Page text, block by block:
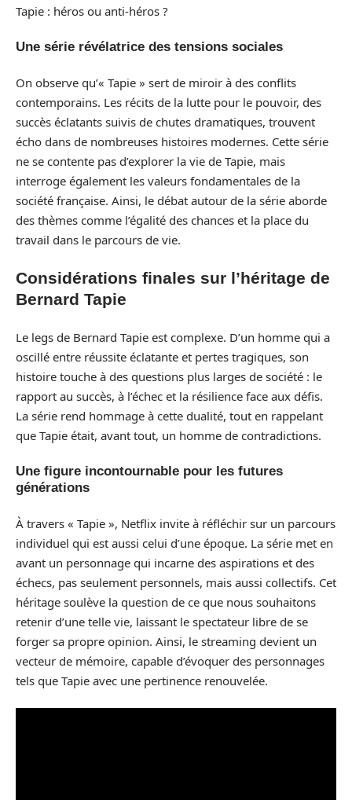
Tapie : héros ou anti-héros ?
Une série révélatrice des tensions sociales
On observe qu’« Tapie » sert de miroir à des conflits
contemporains. Les récits de la lutte pour le pouvoir, des
succès éclatants suivis de chutes dramatiques, trouvent
écho dans de nombreuses histoires modernes. Cette série
ne se contente pas d’explorer la vie de Tapie, mais
interroge également les valeurs fondamentales de la
société française. Ainsi, le débat autour de la série aborde
des thèmes comme l’égalité des chances et la place du
travail dans le parcours de vie.
Considérations finales sur l’héritage de
Bernard Tapie
Le legs de Bernard Tapie est complexe. D’un homme qui a
oscillé entre réussite éclatante et pertes tragiques, son
histoire touche à des questions plus larges de société : le
rapport au succès, à l’échec et la résilience face aux défis.
La série rend hommage à cette dualité, tout en rappelant
que Tapie était, avant tout, un homme de contradictions.
Une figure incontournable pour les futures
générations
À travers « Tapie », Netflix invite à réfléchir sur un parcours
individuel qui est aussi celui d’une époque. La série met en
avant un personnage qui incarne des aspirations et des
échecs, pas seulement personnels, mais aussi collectifs. Cet
héritage soulève la question de ce que nous souhaitons
retenir d’une telle vie, laissant le spectateur libre de se
forger sa propre opinion. Ainsi, le streaming devient un
vecteur de mémoire, capable d’évoquer des personnages
tels que Tapie avec une pertinence renouvelée.